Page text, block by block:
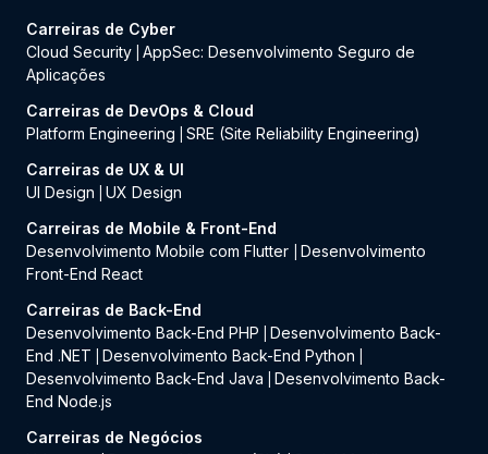
Carreiras de Cyber
Cloud Security AppSec: Desenvolvimento Seguro de
Aplicações
Carreiras de DevOps & Cloud
Platform Engineering
SRE (Site Reliability Engineering)
Carreiras de UX & UI
UI Design
UX Design
Carreiras de Mobile & Front-End
Desenvolvimento Mobile com Flutter
Desenvolvimento
Front-End React
Carreiras de Back-End
Desenvolvimento Back-End PHP
Desenvolvimento Back-
End .NET
Desenvolvimento Back-End Python
Desenvolvimento Back-End Java
Desenvolvimento Back-
End Node.js
Carreiras de Negócios